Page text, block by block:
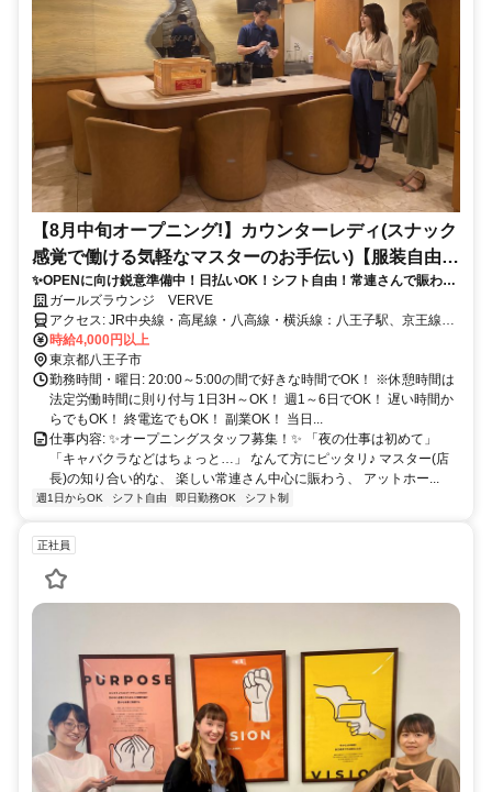
【8月中旬オープニング!】カウンターレディ(スナック
感覚で働ける気軽なマスターのお手伝い)【服装自由!
日払い!シフト自由!】
✨OPENに向け鋭意準備中！日払いOK！シフト自由！常連さんで賑わう
隠れ家的なお店を目指してます♪物価高騰対策としてインフレ手当10万
円支給！
ガールズラウンジ VERVE
アクセス: JR中央線・高尾線・八高線・横浜線：八王子駅、京王線：
京王八王子駅、各駅スグ！
時給4,000円以上
東京都八王子市
勤務時間・曜日: 20:00～5:00の間で好きな時間でOK！ ※休憩時間は
法定労働時間に則り付与 1日3H～OK！ 週1～6日でOK！ 遅い時間か
らでもOK！ 終電迄でもOK！ 副業OK！ 当日...
仕事内容: ✨オープニングスタッフ募集！✨ 「夜の仕事は初めて」
「キャバクラなどはちょっと…」 なんて方にピッタリ♪ マスター(店
長)の知り合い的な、 楽しい常連さん中心に賑わう、 アットホー...
週1日からOK シフト自由 即日勤務OK シフト制
正社員